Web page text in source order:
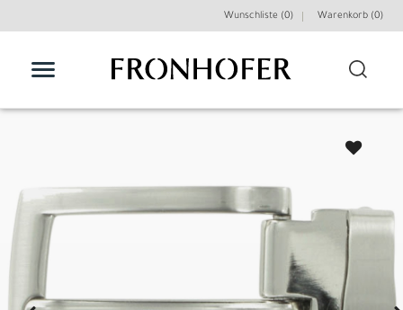
Wunschliste (0) Warenkorb (0)